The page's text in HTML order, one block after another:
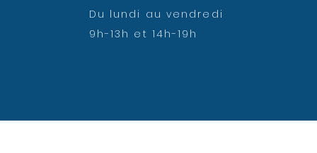
Du lundi au vendredi
9h-13h et 14h-19h